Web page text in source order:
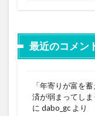
最近のコメン
「年寄りが富を
済が弱まってし
に dabo_gc より